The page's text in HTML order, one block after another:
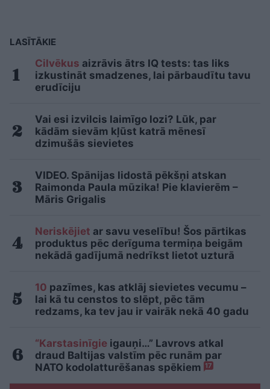
LASĪTĀKIE
Cilvēkus aizrāvis ātrs IQ tests: tas liks
izkustināt smadzenes, lai pārbaudītu tavu
erudīciju
Vai esi izvilcis laimīgo lozi? Lūk, par
kādām sievām kļūst katrā mēnesī
dzimušās sievietes
VIDEO. Spānijas lidostā pēkšņi atskan
Raimonda Paula mūzika! Pie klavierēm –
Māris Grigalis
Neriskējiet ar savu veselību! Šos pārtikas
produktus pēc derīguma termiņa beigām
nekādā gadījumā nedrīkst lietot uzturā
10 pazīmes, kas atklāj sievietes vecumu –
lai kā tu censtos to slēpt, pēc tām
redzams, ka tev jau ir vairāk nekā 40 gadu
“Karstasinīgie igauņi…” Lavrovs atkal
draud Baltijas valstīm pēc runām par
NATO kodolatturēšanas spēkiem 17